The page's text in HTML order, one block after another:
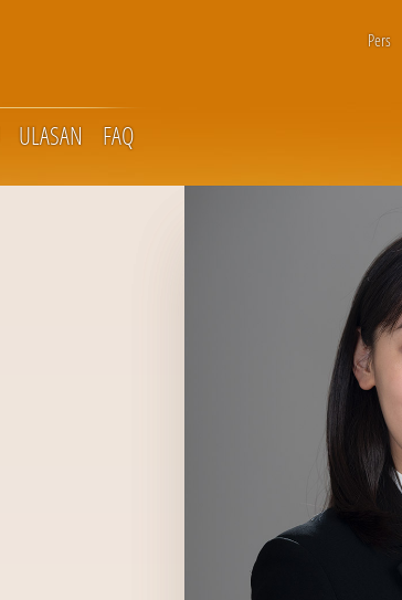
ULASAN FAQ
Pers